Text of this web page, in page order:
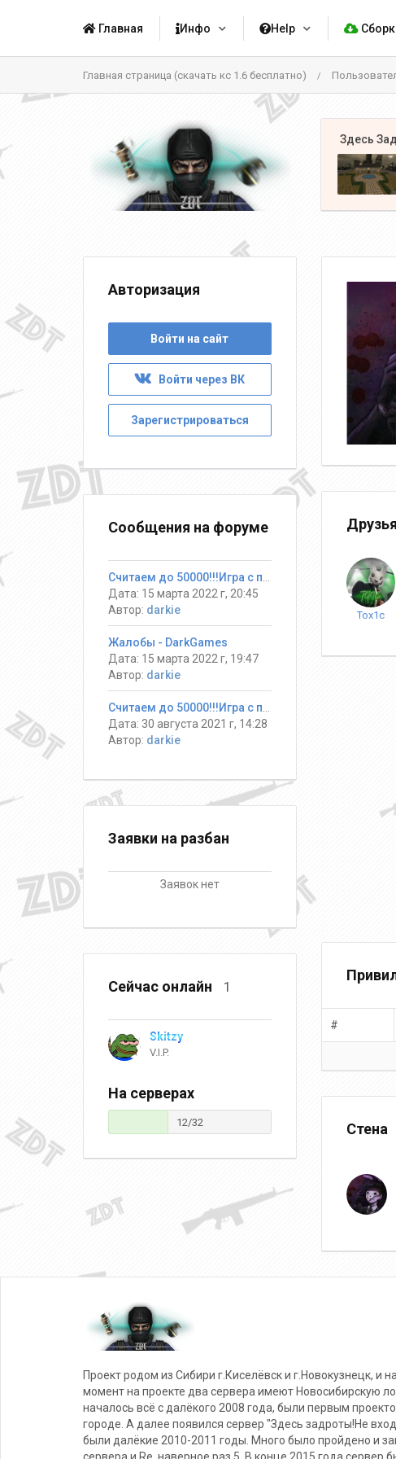
Главная Инфо Help
Главная страница (скачать кс 1.6 бесплатно) /
Друзья
Tox1c
#
Стена
Авторизация
Войти на сайт
Войти через ВК
Зарегистрироваться
Сообщения на форуме
Дата: 15 марта 2022 г, 20:45
Автор: darkie
Жалобы - DarkGames
Дата: 15 марта 2022 г, 19:47
Автор: darkie
Дата: 30 августа 2021 г, 14:28
Автор: darkie
Заявки на разбан
Заявок нет
Сейчас онлайн 1
Skitzy
V.I.P.
На серверах
12/32
Проект родом из Сибири г.Киселёвск и г.Новокузнецк, и
момент на проекте два сервера имеют Новосибирскую
началось всё с далёкого 2008 года, были первым
городе. А далее появился сервер "Здесь задроты!Не
были далёкие 2010-2011 годы. Много было пройдено и